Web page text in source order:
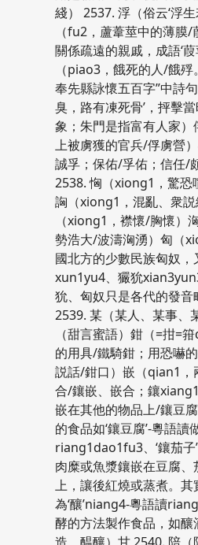
綫） 2537. 浮（俗云‘浮生
（fu2，蘆葦莖中的薄膜
關係疏遠的親戚，成語‘
（piao3，餓死的人/餓殍
奉先縣詠懷五百字”中詩
臭，路有凍死骨’，抨擊
象；朱門是指富有人家
上被虜獲的官兵/俘虜營
誠孚；保佑/孚佑；信任/
2538. 恟（xiong1，驚恐
詾（xiong1，混亂、衆
（xiong1，襟懷/胸懷）
勢浩大/波濤洶湧）匈（
國北方的少數民族匈奴，
xun1yu4、玁狁
狁、匈奴只是各代的發音
2539. 某（某人、某事、
（甜言蜜語）鉗（=拑=
的用具/鐵騎鉗；用恐嚇
説話/鉗口）嵌（qian1，
合/鑲嵌、嵌合；鑲
嵌在其他的物品上/鑲豆
的食品如‘鑲豆腐’-粵語讀
riang1dao1fu3、‘鑲茄子’
肉糜或魚漿鑲嵌在豆腐、
上，讓後紅燒或蒸煮。其
為‘釀’niang4-粵語讀
酵的方法製作食品，如釀